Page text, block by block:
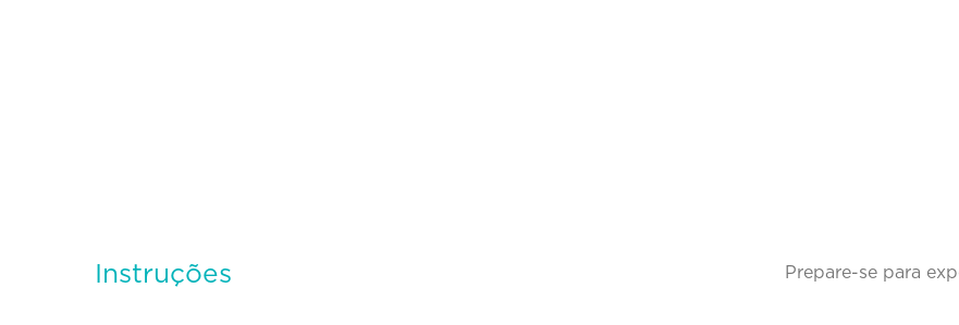
Instruções Prepare-se para